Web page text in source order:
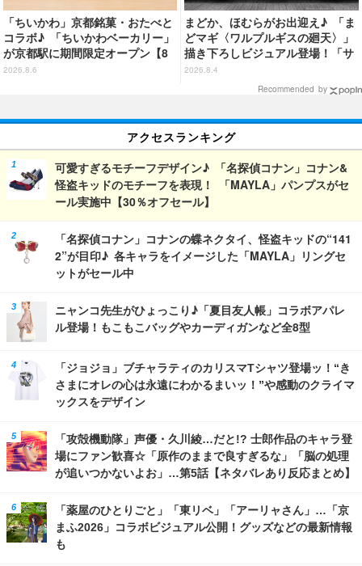
「ちいかわ」京都銘菓・おたべと
コラボ♪ 「ちいかわベーカリー」
が京都駅に期間限定オープン【8
月13日～】
2026.8.6
まどか、ほむらがお出迎え♪ 「ま
どマギ〈ワルプルギスの廻天〉」
描き下ろしビジュアル登場！「サ
ンシャインシティプリンスホテ
ル」コラボ開催
2026.8.4
Recommended by
アクセスランキング
可愛すぎるモチーフデザイン♪ 「名探偵コナン」コナン&
怪盗キッドのモチーフを表現！ 「MAYLA」パンプスがセ
ール実施中【30％オフセール】
「名探偵コナン」コナンの蝶ネクタイ、怪盗キッドの“141
2”が目印♪ 各キャラをイメージした「MAYLA」リングセ
ットがセール中
ニャンコ先生がひょっこり♪「夏目友人帳」コラボアパレ
ル登場！もこもこバッグやカーディガンなど全8型
「ジョジョ」ブチャラティのカリスマTシャツ登場ッ！“き
さまにオレの心は永遠にわかるまいッ！”や感動のクライマ
ックスをデザイン
「攻殻機動隊」声優・久川綾…だと!? 士郎作品のキャラ登
場にファン歓喜☆「原作のままで良すぎるな」「脳の処理
が追いつかないよお」…第5話【ネタバレあり反応まとめ】
「薬屋のひとりごと」「東リベ」「アーリャさん」…「京
まふ2026」コラボビジュアル公開！グッズなどの最新情報
も